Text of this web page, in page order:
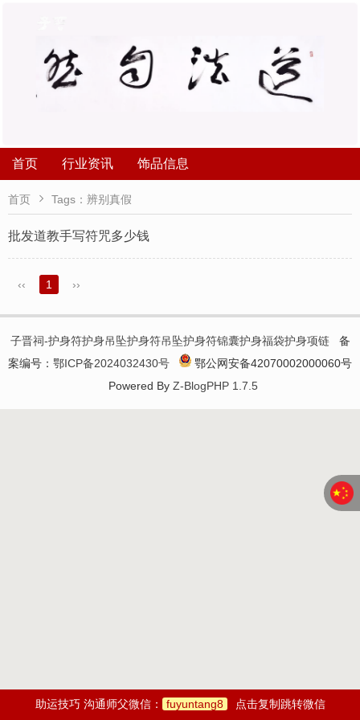
首页 行业资讯 饰品信息
首页  Tags：辨别真假
批发道教手写符咒多少钱
‹‹ 1 ››
子晋祠-护身符护身吊坠护身符吊坠护身符锦囊护身福袋护身项链备
案编号： 鄂ICP备2024032430号
鄂公网安备42070002000060号
Powered By Z-BlogPHP 1.7.5
助运技巧 沟通师父微信： fuyuntang8 点击复制跳转微信